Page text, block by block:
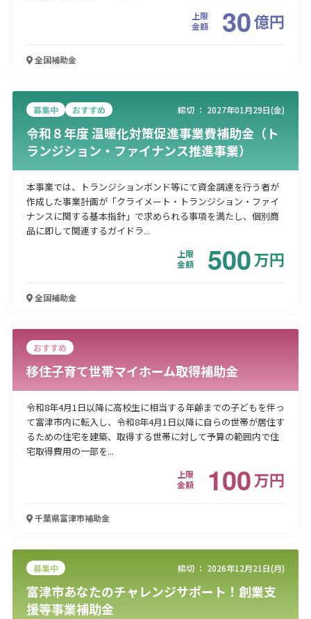
上限
金額
30億円
全国補助金
募集中 おすすめ 締切 ： 2027年01月29日(金)
令和８年度 温暖化対策促進事業費補助金（ト
ランジション・ファイナンス推進事業）
本事業では、トランジションボンド等にて資金調達を行う者が
作成した事業計画が「クライメート・トランジション・ファイ
ナンスに関する基本指針」で求められる事項を満たし、個別商
品に即して関連するガイドラ...
上限
金額
500万円
全国補助金
おすすめ
移住子育て世帯マイホーム取得補助金
令和8年4月1日以降に高校生に相当する年齢までの子どもを伴っ
て富津市内に転入し、令和8年4月1日以降に自らの世帯が居住す
るための住宅を建築、取得する世帯に対して予算の範囲内で住
宅取得費用の一部を...
上限
金額
100万円
千葉県富津市補助金
募集中 締切 ： 2026年12月21日(月)
富津市あなたのチャレンジサポート！創業支
援等事業補助金